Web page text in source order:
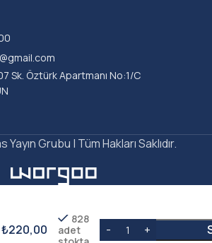
Sk. Öztürk Apartmanı No:1/C
Grubu | Tüm Hakları Saklıdır.
₺220,00
828
adet